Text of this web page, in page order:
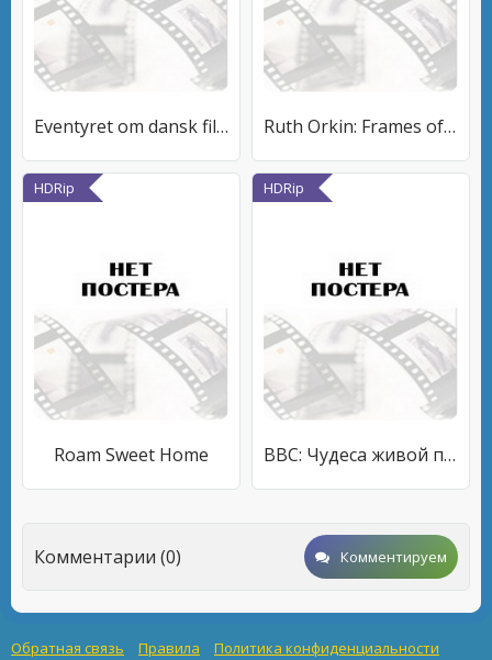
Eventyret om dansk film 13: Sort/hvid eller farve - 1956-1959 Ruth Orkin: Frames of Life
HDRip
Roam Sweet Home
HDRip
BBC: Чудеса живой природы: Великая охота
Комментарии (0) Комментируем
Обратная связь Правила Политика конфиденциальности